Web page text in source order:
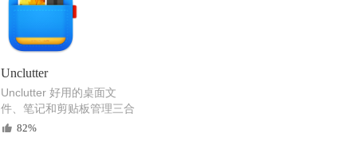
Unclutter
Unclutter 好用的桌面文
件、笔记和剪贴板管理三合
一工具
82%